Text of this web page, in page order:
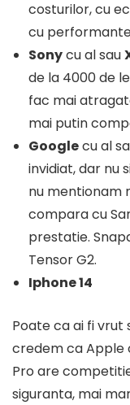
costurilor, cu
cu
Sonycu al sau
de la 4000 de
fac mai
mai putin
Googlecu al
invidiat, dar nu
nu mentionam
compara cu
prestatie.
Tensor G2.
Iphone 14
Poate ca ai fi vrut
credem ca Apple
Pro are
siguranta, mai